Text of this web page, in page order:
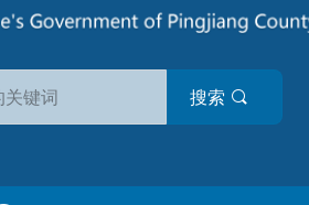
搜索